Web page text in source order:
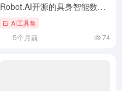
Robot.AI开源的具身智能数据
集 AI工具集
5个月前 74